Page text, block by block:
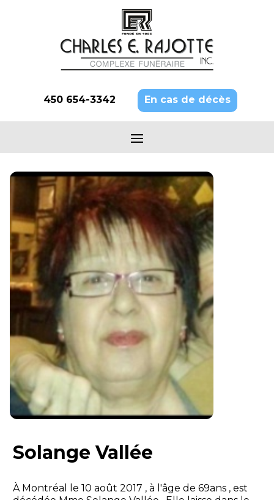
450 654-3342 En cas de décès
Solange Vallée
À Montréal le 10 août 2017 , à l'âge de 69ans , est